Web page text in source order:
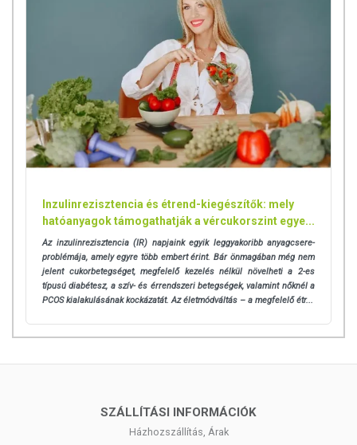
Inzulinrezisztencia és étrend-kiegészítők: mely
hatóanyagok támogathatják a vércukorszint egye...
Az inzulinrezisztencia (IR) napjaink egyik leggyakoribb anyagcsere-
problémája, amely egyre több embert érint. Bár önmagában még nem
jelent cukorbetegséget, megfelelő kezelés nélkül növelheti a 2-es
típusú diabétesz, a szív- és érrendszeri betegségek, valamint nőknél a
PCOS kialakulásának kockázatát. Az életmódváltás – a megfelelő étr...
SZÁLLÍTÁSI INFORMÁCIÓK
Házhozszállítás, Árak